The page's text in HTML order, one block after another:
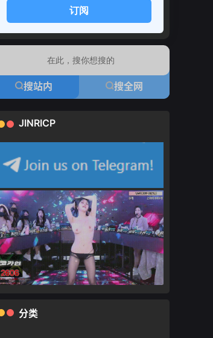
订阅
搜站内 搜全网
JINRICP
分类